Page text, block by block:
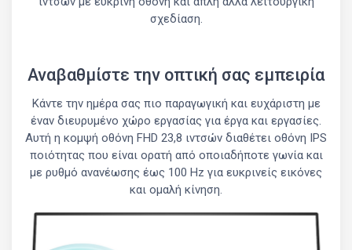
σχεδίαση.
Αναβαθμίστε την οπτική σας εμπειρία
Κάντε την ημέρα σας πιο παραγωγική και ευχάριστη με
έναν διευρυμένο χώρο εργασίας για έργα και εργασίες.
Αυτή η κομψή οθόνη FHD 23,8 ιντσών διαθέτει οθόνη IPS
ποιότητας που είναι ορατή από οποιαδήποτε γωνία και
με ρυθμό ανανέωσης έως 100 Hz για ευκρινείς εικόνες
και ομαλή κίνηση.